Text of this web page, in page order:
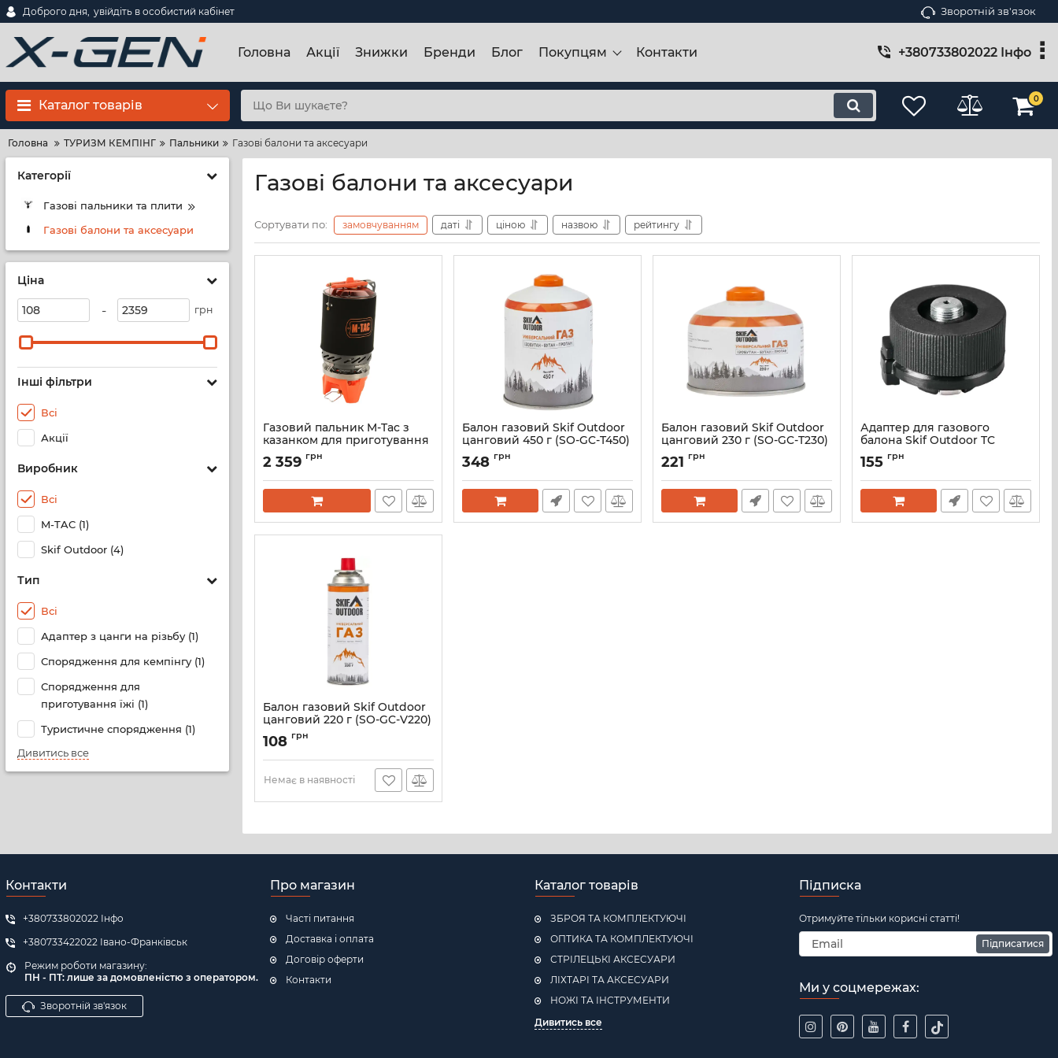
Доброго дня, увійдіть в особистий кабінет Зворотній зв'язок
Головна Акції Знижки Бренди Блог Покупцям Контакти +380733802022 Інфо
Каталог товарів 0
Головна ТУРИЗМ КЕМПІНГ Пальники Газові балони та аксесуари
Категорії
Газові пальники та плити
Газові балони та аксесуари
Ціна
- грн
Інші фільтри
Всі
Акції
Виробник
Всі
M-TAC (1)
Skif Outdoor (4)
Тип
Всі
Адаптер з цанги на різьбу (1)
Спорядження для кемпінгу (1)
Спорядження для
приготування їжі (1)
Туристичне спорядження (1)
Дивитись все
Газові балони та аксесуари
Сортувати по: замовчуванням даті ціною назвою рейтингу
Газовий пальник M-Tac з
казанком для приготування
2 359 грн
Балон газовий Skif Outdoor
цанговий 450 г (SO-GC-T450)
Артикул: SO-GC-T450
348 грн
Балон газовий Skif Outdoor
цанговий 230 г (SO-GC-T230)
Артикул: SO-GC-T230
221 грн
Адаптер для газового
балона Skif Outdoor TC
Артикул: SO-GSAD-TC
155 грн
Балон газовий Skif Outdoor
цанговий 220 г (SO-GC-V220)
Артикул: SO-GC-V220
108 грн
Немає в наявності
Контакти
+380733802022 Інфо
+380733422022 Івано-Франківськ
Режим роботи магазину:
ПН - ПТ: лише за домовленістю з оператором.
Зворотній зв'язок
Про магазин
Часті питання
Доставка і оплата
Договір оферти
Контакти
Каталог товарів
ЗБРОЯ ТА КОМПЛЕКТУЮЧІ
ОПТИКА ТА КОМПЛЕКТУЮЧІ
СТРІЛЕЦЬКІ АКСЕСУАРИ
ЛІХТАРІ ТА АКСЕСУАРИ
НОЖІ ТА ІНСТРУМЕНТИ
Дивитись все
Підписка
Отримуйте тільки корисні статті!
Підписатися
Ми у соцмережах: